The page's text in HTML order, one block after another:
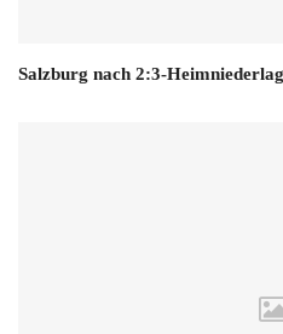
Salzburg nach 2:3-